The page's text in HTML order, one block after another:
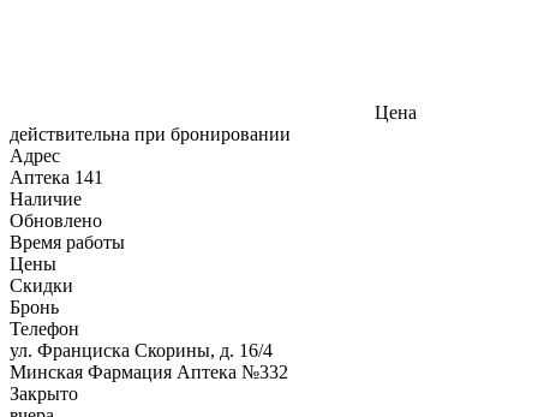
Цена
действительна при бронировании
Адрес
Аптека 141
Наличие
Обновлено
Время работы
Цены
Скидки
Бронь
Телефон
ул. Франциска Скорины, д. 16/4
Минская Фармация Аптека №332
Закрыто